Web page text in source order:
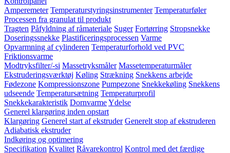
Amperemeter Temperaturstyringsinstrumenter Temperaturføler
Processen fra granulat til produkt
Tragten Påfyldning af råmateriale Suger Fortørring Stropsnekke
Doseringssnekke Plastificeringsprocessen Varme
Opvarmning af cylinderen Temperaturforhold ved PVC
Friktionsvarme
Modtryksfilter/-si Massetryksmåler Massetemperaturmåler
Ekstruderingsværktøj Køling Strækning Snekkens arbejde
Fødezone Kompressionszone Pumpezone Snekkekøling Snekkens
udseende Temperatursætning Temperaturprofil
Snekkekarakteristik DornvarmeYdelse
Generel klargøring inden opstart
Klargøring Generel start af ekstruder Generelt stop af ekstruderen
Adiabatisk ekstruder
Indkøring og optimering
Specifikation Kvalitet Råvarekontrol Kontrol med det færdige